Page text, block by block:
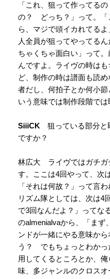
「これ、狙って作ってる
の？ どっち？」って。「
ら、マジで頭イカれてる
人全員が狙ってやってる
ちゃくちゃ面白い」って
んですよ。ライヴの時は
ど、制作の時は譜面も読
者だし、何拍子とか何小
いう意味では制作段階では
SiiiCK 狙っている部分と
ですか？
林広大 ライヴではガチガ
す。ここは4回やって、次
「それは何故？」って言
リズム隊としては、次は4
で3回なんだよ？」ってな
のalmenialvaから、「まず
ンドが一緒にやる意味か
う？ でもちょっとわかっ
用してくるところとか、
味、多ジャンルのクロスオ